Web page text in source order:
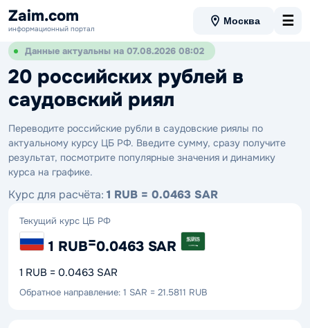
Zaim.com
информационный портал
Москва ☰
Данные актуальны на 07.08.2026 08:02
20 российских рублей в
саудовский риял
Переводите российские рубли в саудовские риялы по
актуальному курсу ЦБ РФ. Введите сумму, сразу получите
результат, посмотрите популярные значения и динамику
курса на графике.
Курс для расчёта: 1 RUB = 0.0463 SAR
Текущий курс ЦБ РФ
1 RUB=0.0463 SAR
1 RUB = 0.0463 SAR
Обратное направление: 1 SAR = 21.5811 RUB